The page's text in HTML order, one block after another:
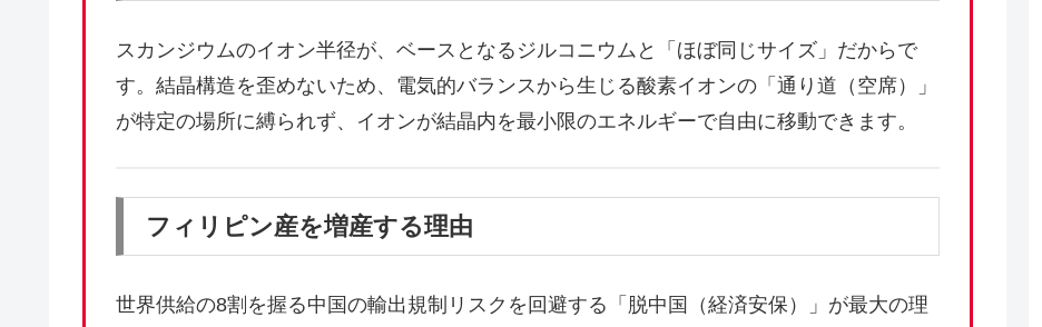
スカンジウムのイオン半径が、ベースとなるジルコニウムと「ほぼ同じサイズ」だからで
す。結晶構造を歪めないため、電気的バランスから生じる酸素イオンの「通り道（空席）」
が特定の場所に縛られず、イオンが結晶内を最小限のエネルギーで自由に移動できます。
フィリピン産を増産する理由
世界供給の8割を握る中国の輸出規制リスクを回避する「脱中国（経済安保）」が最大の理